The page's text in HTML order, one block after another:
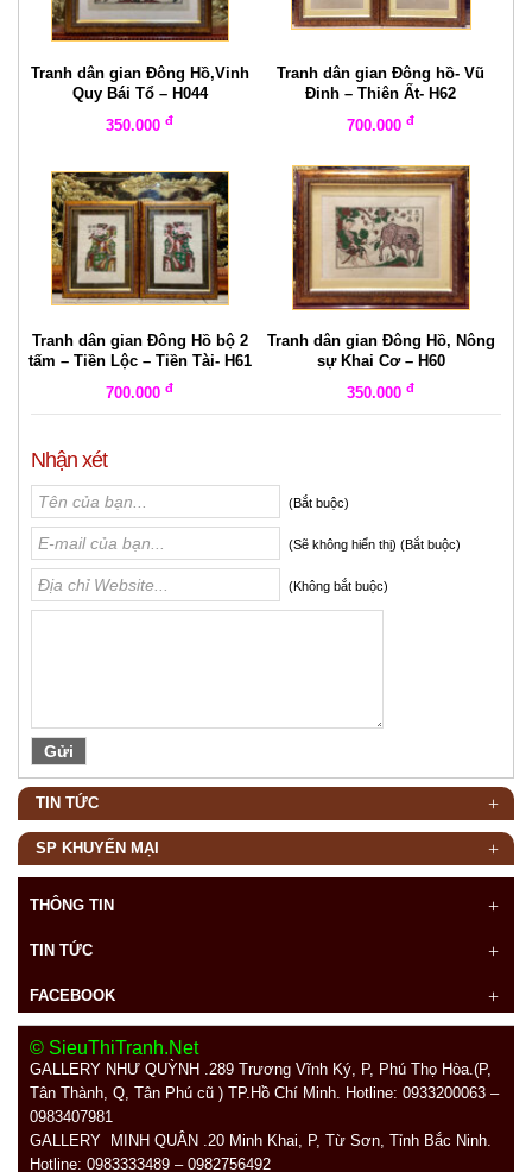
Tranh dân gian Đông Hồ,Vinh
Quy Bái Tổ – H044
350.000 đ
Tranh dân gian Đông hồ- Vũ
Đinh – Thiên Ất- H62
700.000 đ
Tranh dân gian Đông Hồ bộ 2
tấm – Tiền Lộc – Tiền Tài- H61
700.000 đ
Tranh dân gian Đông Hồ, Nông
sự Khai Cơ – H60
350.000 đ
Nhận xét
(Bắt buộc)
(Sẽ không hiển thị) (Bắt buộc)
(Không bắt buộc)
TIN TỨC
SP KHUYẾN MẠI
THÔNG TIN
TIN TỨC
FACEBOOK
© SieuThiTranh.Net
GALLERY NHƯ QUỲNH .289 Trương Vĩnh Ký, P, Phú Thọ Hòa.(P,
Tân Thành, Q, Tân Phú cũ ) TP.Hồ Chí Minh. Hotline: 0933200063 –
0983407981
GALLERY MINH QUÂN .20 Minh Khai, P, Từ Sơn, Tỉnh Bắc Ninh.
Hotline: 0983333489 – 0982756492